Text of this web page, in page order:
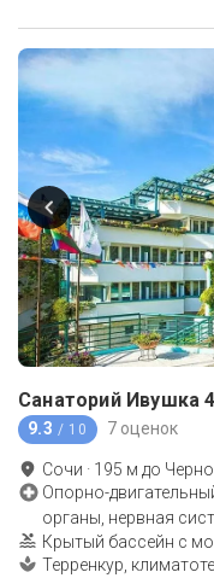
Санаторий Ивушка 4
9.3 / 10 7 оценок
Сочи · 195 м до
Опорно-
органы, нервная
Крытый бассейн с
Терренкур,